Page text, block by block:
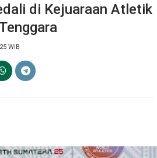
di Kejuaraan Atletik
WIB